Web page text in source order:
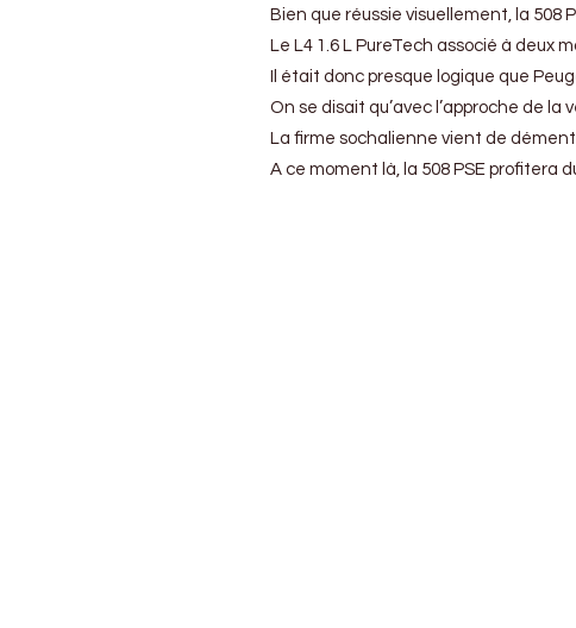
Bien que réussie visuellement, la
Le L4 1.6 L PureTech associé à deux
Il était donc presque logique que
On se disait qu’avec l’approche de
La firme sochalienne vient de
A ce moment là, la 508 PSE profitera